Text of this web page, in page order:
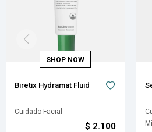
Biretix Hydramat Fluid
Cuidado Facial
$ 2.100